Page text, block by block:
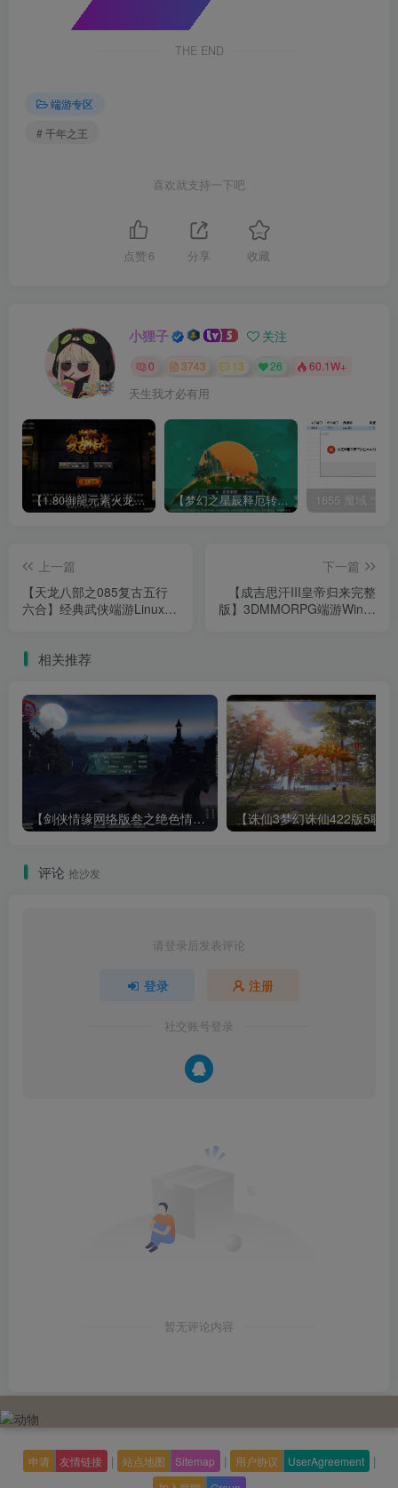
THE END
端游专区
# 千年之王
喜欢就支持一下吧
点赞 6 分享 收藏
小狸子 关注
0 3743 13 26 60.1W+
天生我才必有用
【1.80御龍元素火龙[摸摸登陆器]】战神引擎WIN服务端+GM工具+充值后台+双端+架设教程 【梦幻之星辰释厄转尊享挂机版】MT3换皮梦幻西游Linux服务端+GM后台+双端+源码+架设教程
上一篇
【天龙八部之085复古五行
六合】经典武侠端游Linux服
下一篇
【成吉思汗III皇帝归来完整
版】3DMMORPG端游Win服
相关推荐
【剑侠情缘网络版叁之绝色情缘V3.5更新版】3DMMORPG端游Linux服务端+GM指令+PC客户端+架设教程
评论 抢沙发
请登录后发表评论
登录 注册
社交账号登录
暂无评论内容
申请 友情链接 | 站点地图 Sitemap | 用户协议 UserAgreement |